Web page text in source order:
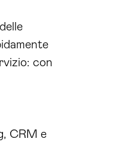
con
CRM e